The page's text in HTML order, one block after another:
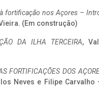
fortificação nos Açores –
(Em construção)
DA ILHA TERCEIRA,
FORTIFICAÇÕES DOS
Neves e Filipe Carvalho